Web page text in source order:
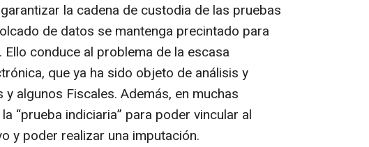
la cadena de custodia de las pruebas
de datos se mantenga precintado para
conduce al problema de la escasa
que ya ha sido objeto de análisis y
algunos Fiscales. Además, en muchas
“prueba indiciaria” para poder vincular al
y poder realizar una imputación.